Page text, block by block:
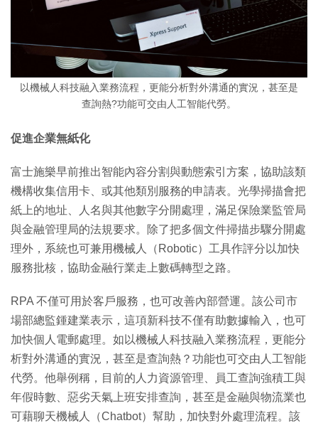
以機械人科技融入業務流程，更能分析對外溝通的實況，甚至是
查詢熱?功能可交由人工智能代勞。
促進企業無紙化
富士施樂早前推出智能內容分割與動態索引方案，協助該類
機構收集信用卡、或其他類別服務的申請表。光學掃描會把
紙上的地址、人名與其他數字分開處理，滿足保險業監管局
與金融管理局的法規要求。除了把多個文件掃描步驟分開處
理外，系統也可兼用機械人（Robotic）工具作評分以加快
服務批核，協助金融行業走上數碼轉型之路。
RPA 不僅可用於客戶服務，也可改善內部營運。該公司市
場部總監鍾建業表示，這項新科技不僅有助數據輸入，也可
加快個人電郵處理。如以機械人科技融入業務流程，更能分
析對外溝通的實況，甚至是查詢熱？功能也可交由人工智能
代勞。他舉例稱，目前的人力資源管理、員工查詢強積工與
年假時數、惡劣天氣上班安排查詢，甚至是金融與物流業也
可藉聊天機械人（Chatbot）幫助，加快對外處理流程。該